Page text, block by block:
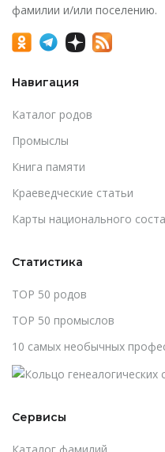
фамилии и/или поселению.
Навигация
Каталог родов
Промыслы
Книга памяти
Краеведческие статьи
Карты национального
Статистика
TOP 50 родов
TOP 50 промыслов
10 самых необычных
Сервисы
Каталог фамилий